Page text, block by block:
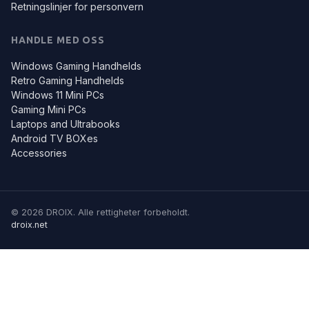
Retningslinjer for personvern
HANDLE MED OSS
Windows Gaming Handhelds
Retro Gaming Handhelds
Windows 11 Mini PCs
Gaming Mini PCs
Laptops and Ultrabooks
Android TV BOXes
Accessories
© 2026 DROIX. Alle rettigheter forbeholdt.
droix.net